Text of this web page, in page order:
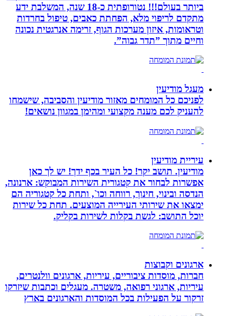
ביותר בעולם!!! נטורופתית כ-18 שנה, המשלבת ידע
מתקדם לריפוי מלא, הפחתת כאבים, טיפול בחרדות
וטראומות, איזון מערכות הגוף, זרימה אנרגטית נכונה
וחיים מתוך ”תדר גבוה”.
מעגל מודיעין
לפניכם כל המומחים מאזור מודיעין והסביבה, שישמחו
להעניק לכם מענה מקצועי ומהימן במגוון נושאים!
עיריית מודיעין
מודיעין. תושב יקר! כל העיר בכף ידך! יש לך כאן
אפשרות לבחור את קטגורית השירות המבוקש: ארנונה,
הנדסה ובינוי, חינוך, רווחה וכו`, ותחת כל קטגוריה הם
ימצאו את שירותי העירייה המוצעים. תחת כל שירות
יוכל התושב: לגשת בקלות לשירות בקליק.
ארגונים וקבוצות
חברות, מוסדות ציבוריים, עיריות, ארגונים וולנטרים,
עיריות, ארגוני רפואה, משטרה. מעגלים וכתבות שיזרקו
זרקור על הפעילות בכל המוסדות והארגונים בארץ